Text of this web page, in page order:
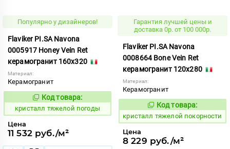
Популярно у дизайнеров!
Flaviker PI.SA Navona
0005917 Honey Vein Ret
керамогранит 160x320
Материал:
Керамогранит
825946
Код товара:
кристалл тяжелой погоды
Цена
11 532 руб./м²
Гарантия лучшей цены и
доставка 0р. от 100 000р.
Flaviker PI.SA Navona
0008664 Bone Vein Ret
керамогранит 120x280
Материал:
Керамогранит
825947
Код товара:
кристалл тяжелой покорности
Цена
8 229 руб./м²